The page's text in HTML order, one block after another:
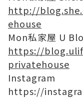
http://
ehouse
Mon私家屋 U
https://
privatehouse
Instagram
https://